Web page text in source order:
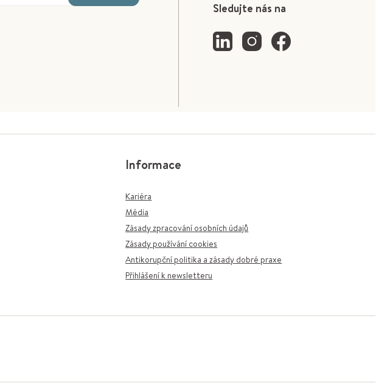
Sledujte nás na
Informace
Kariéra
Média
Zásady zpracování osobních údajů
Zásady používání cookies
Antikorupční politika a zásady dobré praxe
Přihlášení k newsletteru